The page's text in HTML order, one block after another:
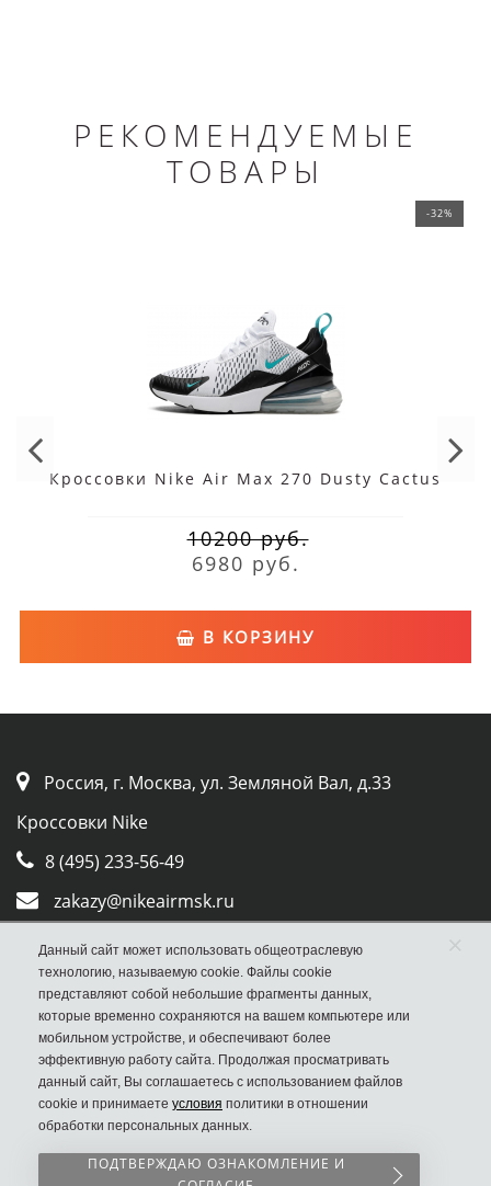
РЕКОМЕНДУЕМЫЕ
ТОВАРЫ
-32%
Кроссовки Nike Air Max 270 Dusty Cactus
10200 руб.
6980 руб.
В КОРЗИНУ
Россия, г. Москва, ул. Земляной Вал, д.33
Кроссовки Nike
8 (495) 233-56-49
zakazy@nikeairmsk.ru
Whatsapp
Viber
Наш сайт НЕ является официальным сайтом
Данный сайт может использовать общеотраслевую
технологию, называемую cookie. Файлы cookie
представляют собой небольшие фрагменты данных,
которые временно сохраняются на вашем компьютере или
мобильном устройстве, и обеспечивают более
эффективную работу сайта. Продолжая просматривать
данный сайт, Вы соглашаетесь с использованием файлов
cookie и принимаете условия политики в отношении
обработки персональных данных.
×
ПОДТВЕРЖДАЮ ОЗНАКОМЛЕНИЕ И